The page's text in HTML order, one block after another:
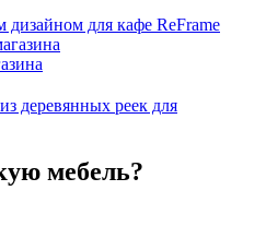
для кафе ReFrame
деревянных реек для
мебель?